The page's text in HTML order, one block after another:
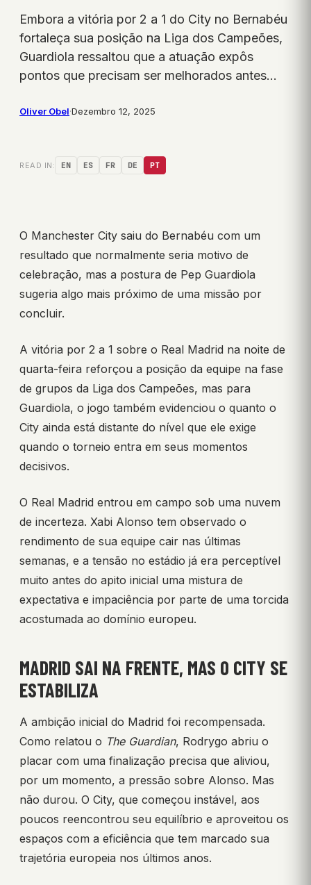
Embora a vitória por 2 a 1 do City no Bernabéu
fortaleça sua posição na Liga dos Campeões,
Guardiola ressaltou que a atuação expôs
pontos que precisam ser melhorados antes…
Oliver Obel·Dezembro 12, 2025
READ IN: EN ES FR DE PT
O Manchester City saiu do Bernabéu com um
resultado que normalmente seria motivo de
celebração, mas a postura de Pep Guardiola
sugeria algo mais próximo de uma missão por
concluir.
A vitória por 2 a 1 sobre o Real Madrid na noite de
quarta-feira reforçou a posição da equipe na fase
de grupos da Liga dos Campeões, mas para
Guardiola, o jogo também evidenciou o quanto o
City ainda está distante do nível que ele exige
quando o torneio entra em seus momentos
decisivos.
O Real Madrid entrou em campo sob uma nuvem
de incerteza. Xabi Alonso tem observado o
rendimento de sua equipe cair nas últimas
semanas, e a tensão no estádio já era perceptível
muito antes do apito inicial uma mistura de
expectativa e impaciência por parte de uma torcida
acostumada ao domínio europeu.
MADRID SAI NA FRENTE, MAS O CITY SE
ESTABILIZA
A ambição inicial do Madrid foi recompensada.
Como relatou o The Guardian, Rodrygo abriu o
placar com uma finalização precisa que aliviou,
por um momento, a pressão sobre Alonso. Mas
não durou. O City, que começou instável, aos
poucos reencontrou seu equilíbrio e aproveitou os
espaços com a eficiência que tem marcado sua
trajetória europeia nos últimos anos.